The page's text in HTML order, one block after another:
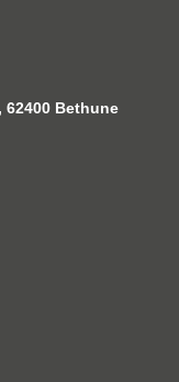
62400 Bethune